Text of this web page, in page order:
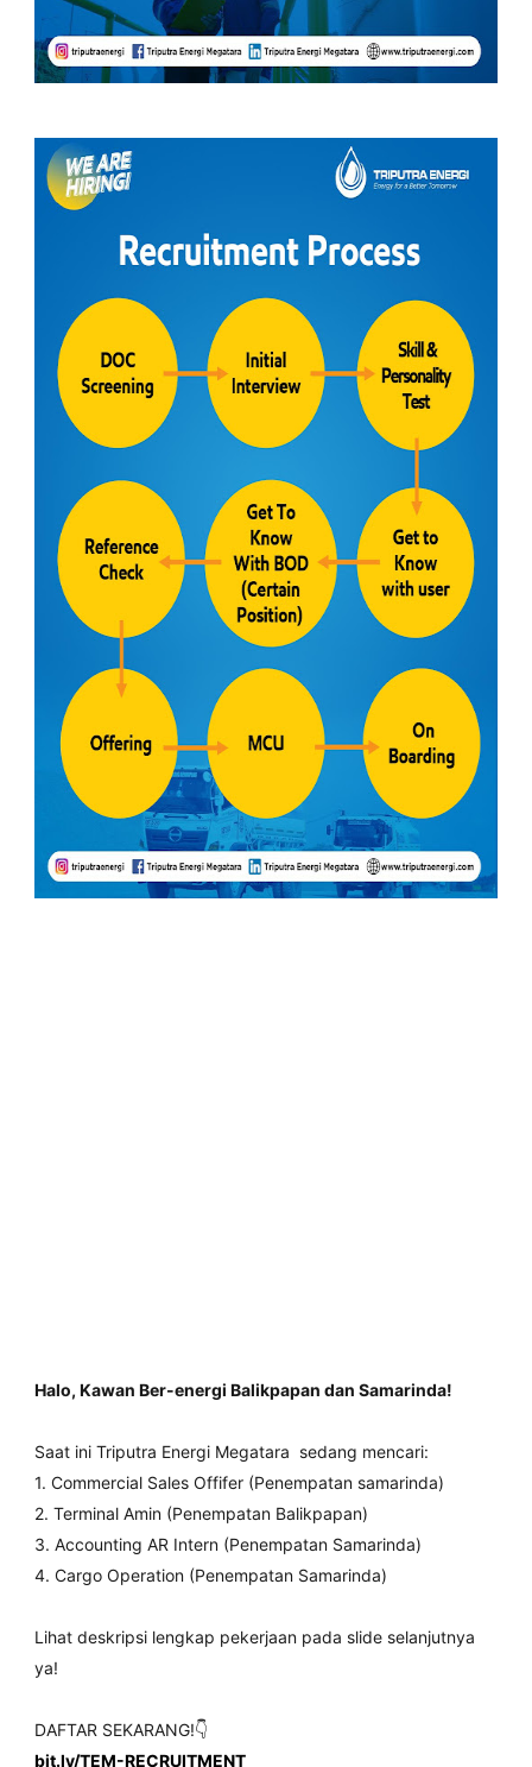
Halo, Kawan Ber-energi Balikpapan dan Samarinda!
Saat ini Triputra Energi Megatara sedang mencari:
1. Commercial Sales Offifer (Penempatan samarinda)
2. Terminal Amin (Penempatan Balikpapan)
3. Accounting AR Intern (Penempatan Samarinda)
4. Cargo Operation (Penempatan Samarinda)
Lihat deskripsi lengkap pekerjaan pada slide selanjutnya
ya!
DAFTAR SEKARANG!👇
bit.ly/TEM-RECRUITMENT